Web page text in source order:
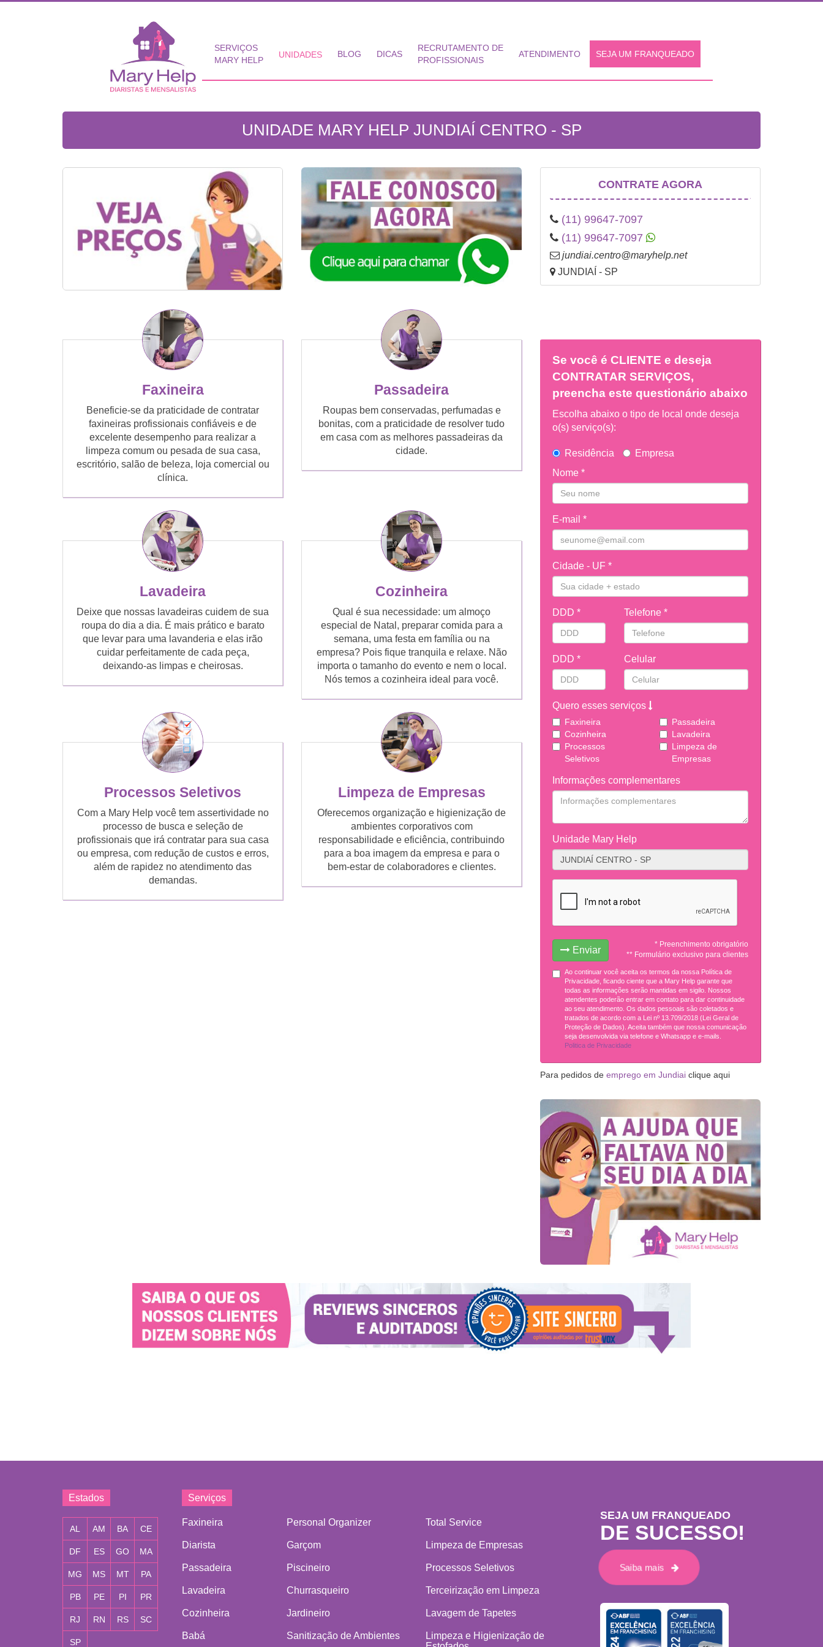
SERVIÇOS
MARY HELP
UNIDADES BLOG DICAS
RECRUTAMENTO DE
PROFISSIONAIS
ATENDIMENTO SEJA UM FRANQUEADO
UNIDADE MARY HELP JUNDIAÍ CENTRO - SP
CONTRATE AGORA
(11) 99647-7097
(11) 99647-7097
jundiai.centro@maryhelp.net
JUNDIAÍ - SP
Faxineira
Beneficie-se da praticidade de contratar
faxineiras profissionais confiáveis e de
excelente desempenho para realizar a
limpeza comum ou pesada de sua casa,
escritório, salão de beleza, loja comercial ou
clínica.
Passadeira
Roupas bem conservadas, perfumadas e
bonitas, com a praticidade de resolver tudo
em casa com as melhores passadeiras da
cidade.
Lavadeira
Deixe que nossas lavadeiras cuidem de sua
roupa do dia a dia. É mais prático e barato
que levar para uma lavanderia e elas irão
cuidar perfeitamente de cada peça,
deixando-as limpas e cheirosas.
Cozinheira
Qual é sua necessidade: um almoço
especial de Natal, preparar comida para a
semana, uma festa em família ou na
empresa? Pois fique tranquila e relaxe. Não
importa o tamanho do evento e nem o local.
Nós temos a cozinheira ideal para você.
Processos Seletivos
Com a Mary Help você tem assertividade no
processo de busca e seleção de
profissionais que irá contratar para sua casa
ou empresa, com redução de custos e erros,
além de rapidez no atendimento das
demandas.
Limpeza de Empresas
Oferecemos organização e higienização de
ambientes corporativos com
responsabilidade e eficiência, contribuindo
para a boa imagem da empresa e para o
bem-estar de colaboradores e clientes.
Se você é CLIENTE e deseja
CONTRATAR SERVIÇOS,
preencha este questionário abaixo
Escolha abaixo o tipo de local onde deseja
o(s) serviço(s):
Residência
Empresa
Nome *
E-mail *
Cidade - UF *
DDD * Telefone *
DDD * Celular
Quero esses serviços
Faxineira
Passadeira
Cozinheira
Lavadeira
Processos
Seletivos
Limpeza de
Empresas
Informações complementares
Unidade Mary Help
Enviar
* Preenchimento obrigatório
** Formulário exclusivo para clientes
Ao continuar você aceita os termos da nossa Política de
Privacidade, ficando ciente que a Mary Help garante que
todas as informações serão mantidas em sigilo. Nossos
atendentes poderão entrar em contato para dar continuidade
ao seu atendimento. Os dados pessoais são coletados e
tratados de acordo com a Lei nº 13.709/2018 (Lei Geral de
Proteção de Dados). Aceita também que nossa comunicação
seja desenvolvida via telefone e Whatsapp e e-mails.
Politica de Privacidade
Para pedidos de emprego em Jundiai clique aqui
Estados
AL AM BA CE
DF ES GO MA
MG MS MT PA
PB PE PI PR
RJ RN RS SC
SP
Serviços
Faxineira
Diarista
Passadeira
Lavadeira
Cozinheira
Babá
Personal Organizer
Garçom
Piscineiro
Churrasqueiro
Jardineiro
Sanitização de Ambientes
Total Service
Limpeza de Empresas
Processos Seletivos
Terceirização em Limpeza
Lavagem de Tapetes
Limpeza e Higienização de
SEJA UM FRANQUEADO
DE SUCESSO!
Saiba mais